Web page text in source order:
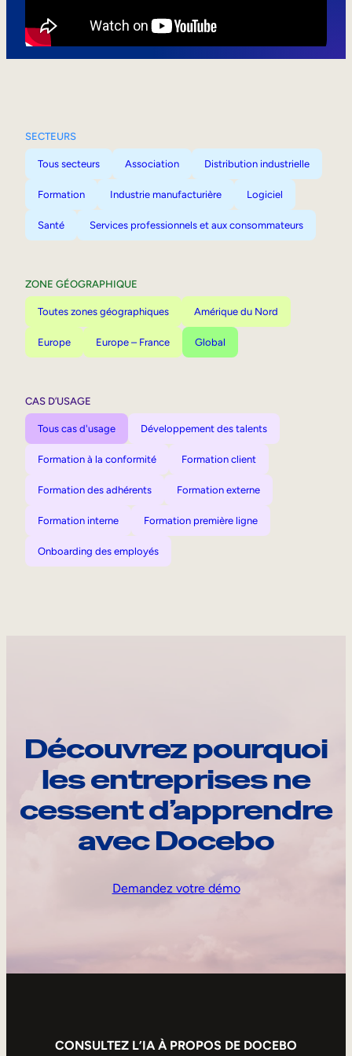
SECTEURS
Tous secteurs Association Distribution industrielle
Formation Industrie manufacturière Logiciel
Santé Services professionnels et aux consommateurs
ZONE GÉOGRAPHIQUE
Toutes zones géographiques Amérique du Nord
Europe Europe – France Global
CAS D’USAGE
Tous cas d'usage Développement des talents
Formation à la conformité Formation client
Formation des adhérents Formation externe
Formation interne Formation première ligne
Onboarding des employés
Découvrez pourquoi
les entreprises ne
cessent d’apprendre
avec Docebo
Demandez votre démo
CONSULTEZ L’IA À PROPOS DE DOCEBO